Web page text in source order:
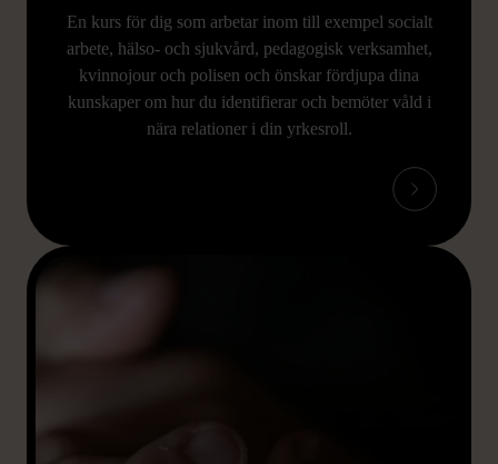
En kurs för dig som arbetar inom till exempel socialt
arbete, hälso- och sjukvård, pedagogisk verksamhet,
kvinnojour och polisen och önskar fördjupa dina
kunskaper om hur du identifierar och bemöter våld i
nära relationer i din yrkesroll.